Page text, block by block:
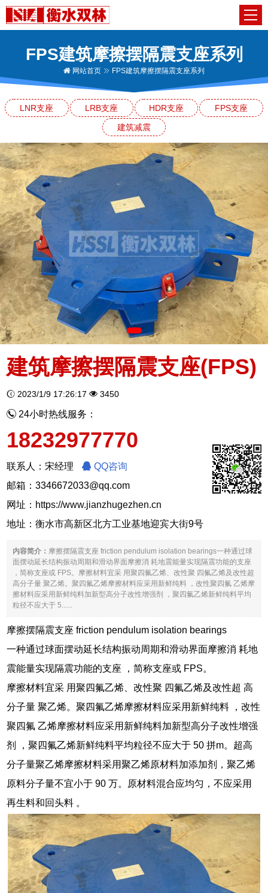
FPS建筑摩擦摆隔震支座系列
网站首页 FPS建筑摩擦摆隔震支座系列
LNR支座 LRB支座 HDR支座
FPS支座
建筑减震
建筑摩擦摆隔震支座(FPS)
2023/1/9 17:26:17 3450
24小时热线服务：
18232977770
联系人：宋经理
QQ咨询
邮箱：3346672033@qq.com
网址： https://www.jianzhugezhen.cn
地址：衡水市高新区北方工业基地迎宾大街9号
内容简介： 摩擦摆隔震支座 friction pendulum isolation bearings一种通过球
面摆动延长结构振动周期和滑动界面摩擦消 耗地震能量实现隔震功能的支座
，简称支座或 FPS。摩擦材料宜采 用聚四氟乙烯、改性聚 四氟乙烯及改性超
高分子量 聚乙烯。聚四氟乙烯摩擦材料应采用新鲜纯料 ，改性聚四氟 乙烯摩
擦材料应采用新鲜纯料加新型高分子改性增强剂 ，聚四氟乙烯新鲜纯料平均
粒径不应大于 5......
摩擦摆隔震支座 friction pendulum isolation bearings
一种通过球面摆动延长结构振动周期和滑动界面摩擦消 耗地
震能量实现隔震功能的支座 ，简称支座或 FPS。
摩擦材料宜采 用聚四氟乙烯、改性聚 四氟乙烯及改性超 高
分子量 聚乙烯。聚四氟乙烯摩擦材料应采用新鲜纯料 ，改性
聚四氟 乙烯摩擦材料应采用新鲜纯料加新型高分子改性增强
剂 ，聚四氟乙烯新鲜纯料平均粒径不应大于 50 拼m。超高
分子量聚乙烯摩擦材料采用聚乙烯原材料加添加剂，聚乙烯
原料分子量不宜小于 90 万。原材料混合应均匀，不应采用
再生料和回头料 。